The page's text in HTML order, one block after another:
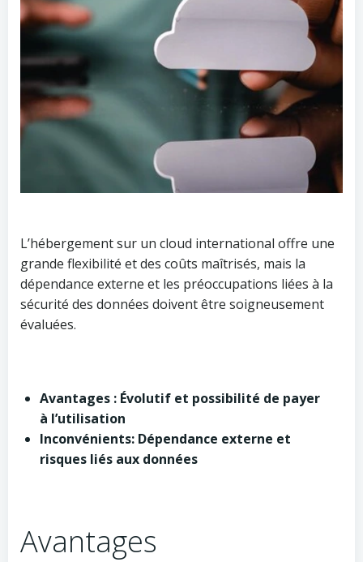
L’hébergement sur un cloud international offre une
grande flexibilité et des coûts maîtrisés, mais la
dépendance externe et les préoccupations liées à la
sécurité des données doivent être soigneusement
évaluées.
Avantages : Évolutif et possibilité de payer
à l’utilisation
Inconvénients: Dépendance externe et
risques liés aux données
Avantages